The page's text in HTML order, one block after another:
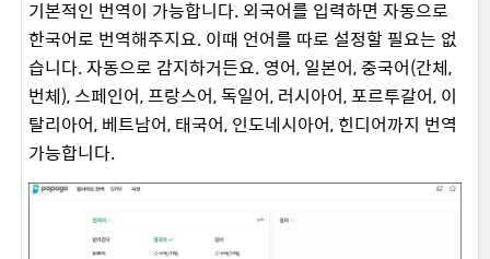
기본적인 번역이 가능합니다. 외국어를 입력하면 자동으로
한국어로 번역해주지요. 이때 언어를 따로 설정할 필요는 없
습니다. 자동으로 감지하거든요. 영어, 일본어, 중국어(간체,
번체), 스페인어, 프랑스어, 독일어, 러시아어, 포르투갈어, 이
탈리아어, 베트남어, 태국어, 인도네시아어, 힌디어까지 번역
가능합니다.